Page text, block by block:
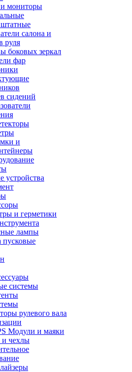
мониторы
салона и
руля
боковых зеркал
фар
сидений
и
устройства
и герметики
лампы
пусковые
системы
рулевого вала
Модули и маяки
и чехлы